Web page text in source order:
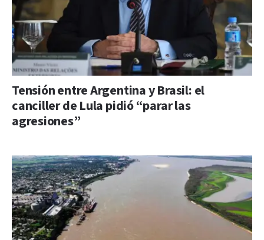
Tensión entre Argentina y Brasil: el
canciller de Lula pidió “parar las
agresiones”